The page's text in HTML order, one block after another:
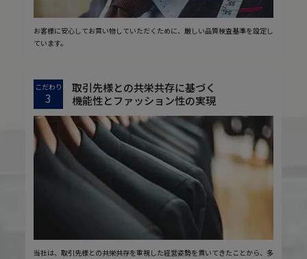
お客様に安心してお買い物していただくために、厳しい品質検査基準を設定し
ています。
こだわり
3
取引先様との共栄共存に基づく
機能性とファッション性の実現
当社は、取引先様との共栄共存を重視した経営姿勢を貫いてきたことから、多